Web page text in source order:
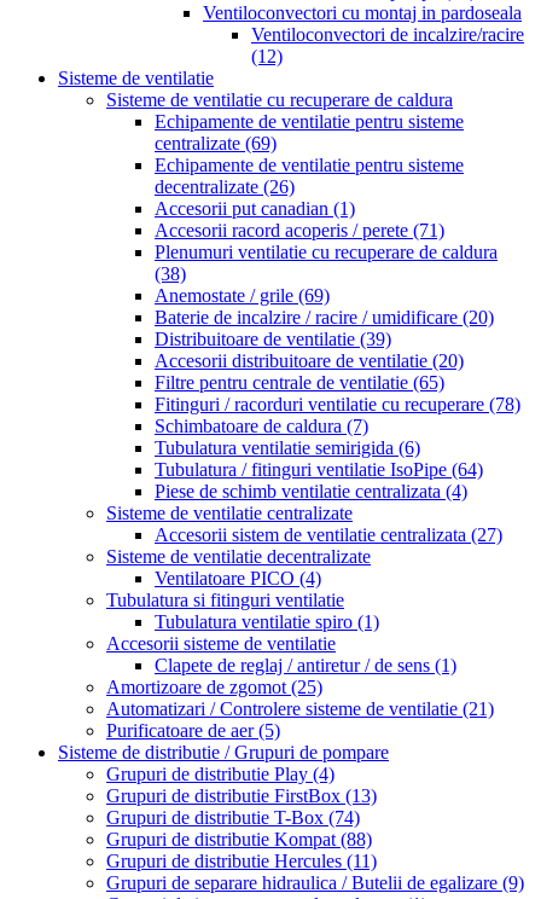
Ventiloconvectori cu montaj in pardoseala
Ventiloconvectori de incalzire/racire
(12)
Sisteme de ventilatie
Sisteme de ventilatie cu recuperare de caldura
Echipamente de ventilatie pentru sisteme
centralizate (69)
Echipamente de ventilatie pentru sisteme
decentralizate (26)
Accesorii put canadian (1)
Accesorii racord acoperis / perete (71)
Plenumuri ventilatie cu recuperare de caldura
(38)
Anemostate / grile (69)
Baterie de incalzire / racire / umidificare (20)
Distribuitoare de ventilatie (39)
Accesorii distribuitoare de ventilatie (20)
Filtre pentru centrale de ventilatie (65)
Fitinguri / racorduri ventilatie cu recuperare (78)
Schimbatoare de caldura (7)
Tubulatura ventilatie semirigida (6)
Tubulatura / fitinguri ventilatie IsoPipe (64)
Piese de schimb ventilatie centralizata (4)
Sisteme de ventilatie centralizate
Accesorii sistem de ventilatie centralizata (27)
Sisteme de ventilatie decentralizate
Ventilatoare PICO (4)
Tubulatura si fitinguri ventilatie
Tubulatura ventilatie spiro (1)
Accesorii sisteme de ventilatie
Clapete de reglaj / antiretur / de sens (1)
Amortizoare de zgomot (25)
Automatizari / Controlere sisteme de ventilatie (21)
Purificatoare de aer(5)
Sisteme de distributie / Grupuri de pompare
Grupuri de distributie Play (4)
Grupuri de distributie FirstBox (13)
Grupuri de distributie T-Box (74)
Grupuri de distributie Kompat (88)
Grupuri de distributie Hercules (11)
Grupuri de separare hidraulica / Butelii de egalizare (9)